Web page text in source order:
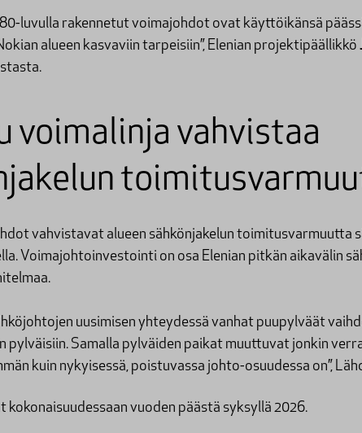
80-luvulla rakennetut voimajohdot ovat käyttöikänsä
alueen kasvaviin tarpeisiin”, Elenian projektipäällikkö
voimalinja vahvistaa
vahvistavat alueen sähkönjakelun toimitusvarmuutta
Voimajohtoinvestointi on osa Elenian pitkän aikavälin
uusimisen yhteydessä vanhat puupylväät
pylväisiin. Samalla pylväiden paikat muuttuvat jonkin
kuin nykyisessä, poistuvassa johto-osuudessa on”,
kokonaisuudessaan vuoden päästä syksyllä 2026.